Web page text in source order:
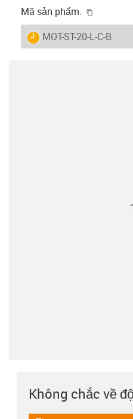
Mã sản phẩm.
igus-icon-lieferzeit
MOT-ST-20-L-C-B
Không chắc về